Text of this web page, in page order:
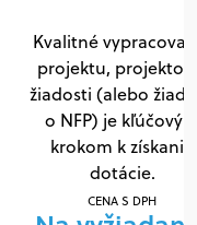
Kvalitné
projektu,
žiadosti (alebo
o NFP) je
krokom k získaniu
dotácie.
CENA S DPH